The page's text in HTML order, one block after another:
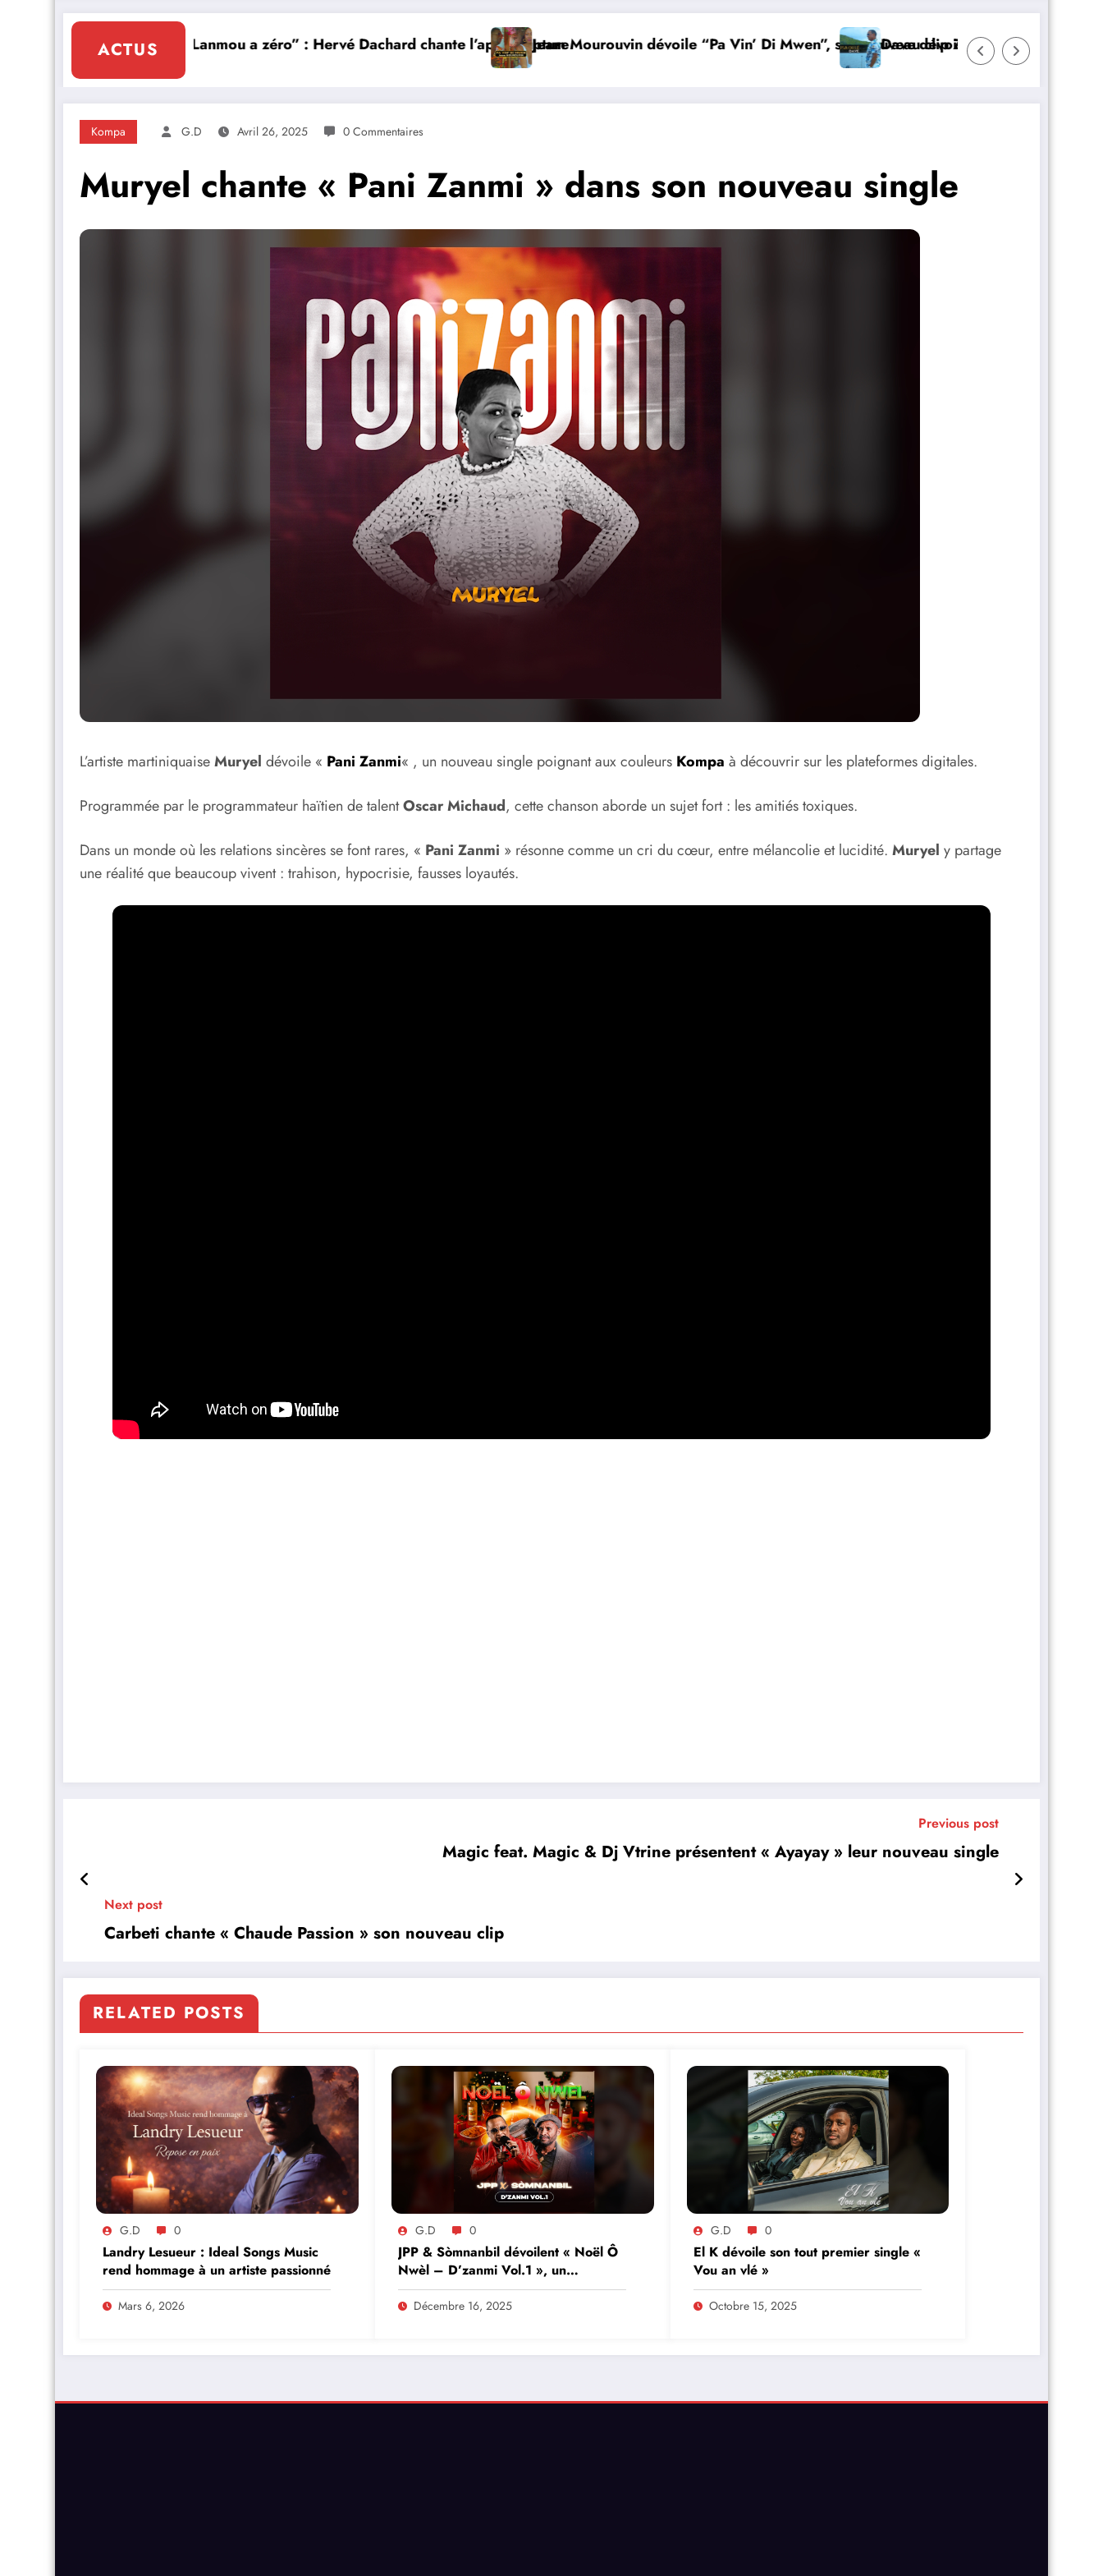
ACTUS
clip Zouk“Lanmou a zéro” : Hervé Dachard chante l’après ruptureJeam Mourouvin dévoile “Pa Vin’ Di Mwen”, son nouveau clip ZoukDave dévoile « Tou sa ou lé » son
Kompa G.D Avril 26, 2025 0 Commentaires
Muryel chante « Pani Zanmi » dans son nouveau single
L’artiste martiniquaiseMuryel dévoile « Pani Zanmi« , un nouveau single poignant aux couleurs Kompa à découvrir sur les plateformes digitales.
Programmée par le programmateur haïtien de talentOscar Michaud, cette chanson aborde un sujet fort : les amitiés toxiques.
Dans un monde où les relations sincères se font rares, « Pani Zanmi » résonne comme un cri du cœur, entre mélancolie et lucidité. Muryel y partage
une réalité que beaucoup vivent : trahison, hypocrisie, fausses loyautés.
Previous post
Magic feat. Magic & Dj Vtrine présentent « Ayayay » leur nouveau single
Next post
Carbeti chante « Chaude Passion » son nouveau clip
RELATED POSTS
G.D 0
Landry Lesueur : Ideal Songs Music
rend hommage à un artiste passionné
Mars 6, 2026
G.D 0
JPP & Sòmnanbil dévoilent « Noël Ô
Nwèl – D’zanmi Vol.1 », un
hommage aux Noëls d’antan
Décembre 16, 2025
G.D 0
El K dévoile son tout premier single «
Vou an vlé »
Octobre 15, 2025